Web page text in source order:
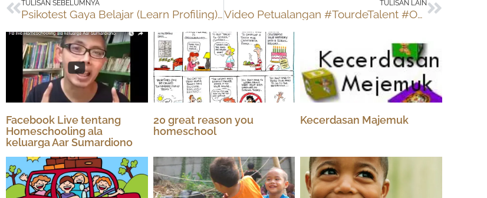
TULISAN SEBELUMNYA
Psikotest Gaya Belajar (Learn Profiling) bersama Leantegra
TULISAN LAIN
Video Petualangan #TourdeTalent #OaseBackpackerFamily karya Yudhis
Facebook Live tentang
Homeschooling ala
keluarga Aar Sumardiono
20 great reason you
homeschool
Kecerdasan Majemuk